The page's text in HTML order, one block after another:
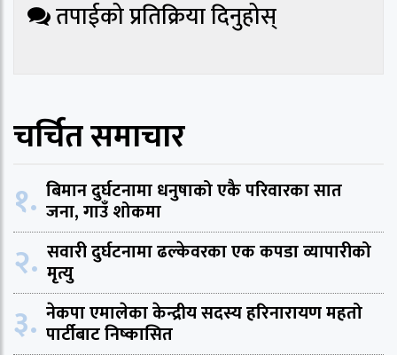
तपाईको प्रतिक्रिया दिनुहोस्
चर्चित समाचार
१. बिमान दुर्घटनामा धनुषाको एकै परिवारका सात
जना, गाउँ शोकमा
२. सवारी दुर्घटनामा ढल्केवरका एक कपडा व्यापारीको
मृत्यु
३. नेकपा एमालेका केन्द्रीय सदस्य हरिनारायण महतो
पार्टीबाट निष्कासित